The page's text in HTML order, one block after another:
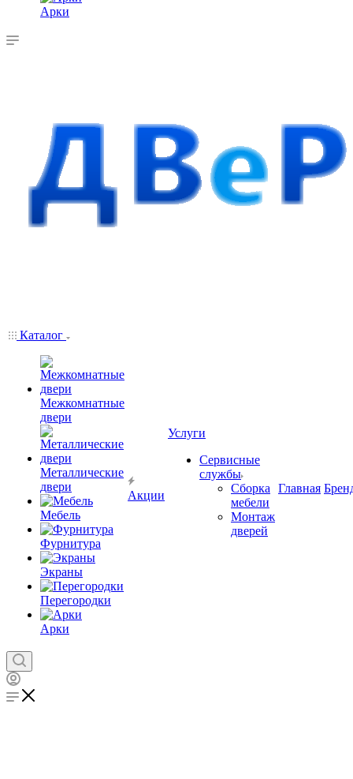
Арки
Каталог
Межкомнатные
двери
Металлические
двери
Мебель
Фурнитура
Экраны
Перегородки
Арки
Акции
Услуги
Сервисные
службы
Сборка
мебели
Монтаж
дверей
Главная